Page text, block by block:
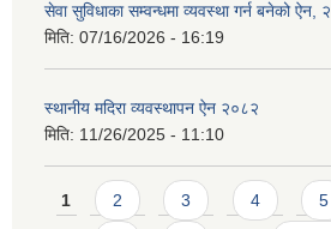
सेवा सुविधाका सम्वन्धमा व्यवस्था गर्न बनेको ऐन,
मिति: 07/16/2026 - 16:19
स्थानीय मदिरा व्यवस्थापन ऐन २०८२
मिति: 11/26/2025 - 11:10
Pages
1 2 3 4 5